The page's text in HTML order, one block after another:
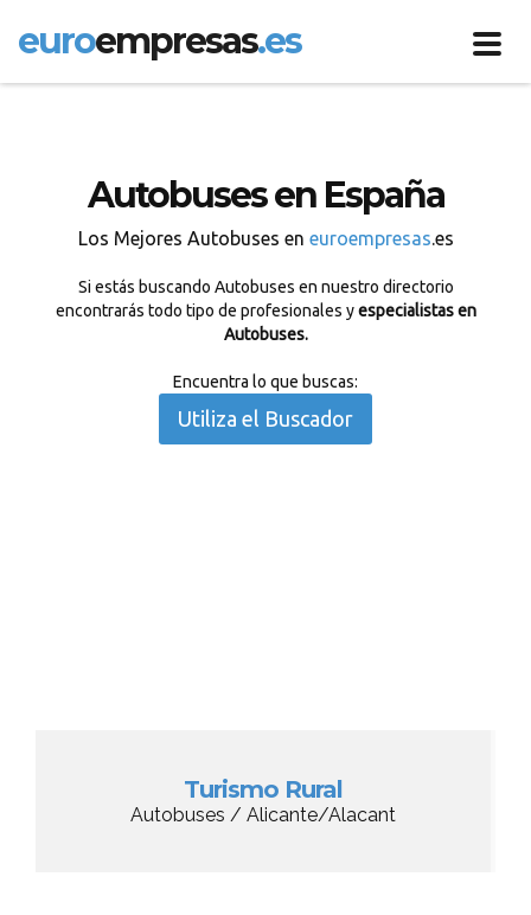
euroempresas.es
Autobuses en España
Los Mejores Autobuses en euroempresas.es
Si estás buscando Autobuses en nuestro directorio
encontrarás todo tipo de profesionales yespecialistas en
Autobuses.
Encuentra lo que buscas:
Utiliza el Buscador
Turismo Rural
Autobuses / Alicante/Alacant